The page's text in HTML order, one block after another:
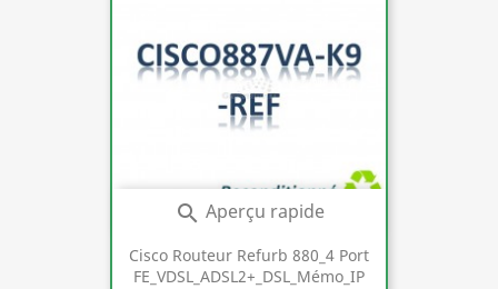
Cisco Routeur Refurb 880_4 Port
FE_VDSL_ADSL2+_DSL_Mémo_IP
 Aperçu rapide